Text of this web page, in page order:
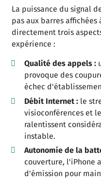
La puissance du signal
pas aux barres
directement trois
expérience :
Qualité des appels :
provoque des
échec
Débit Internet :le
visioconférences et
ralentissent
instable.
Autonomie de la
couverture, l'iPhone
d'émission pour